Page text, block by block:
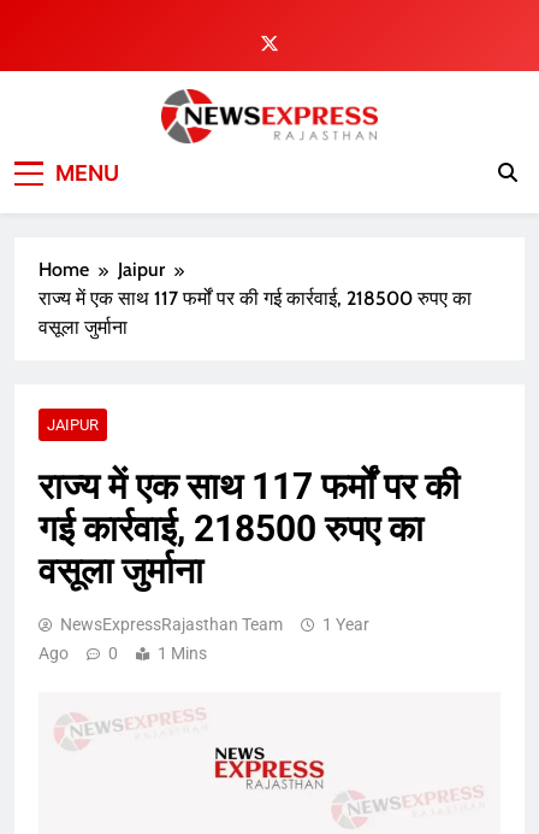
content
MENU
Home
Jaipur
राज्य में एक साथ 117 फर्मों पर की गई कार्रवाई, 218500 रुपए का
वसूला जुर्माना
JAIPUR
राज्य में एक साथ 117 फर्मों पर की
गई कार्रवाई, 218500 रुपए का
वसूला जुर्माना
NewsExpressRajasthan Team
1 Year
Ago
0 1 Mins